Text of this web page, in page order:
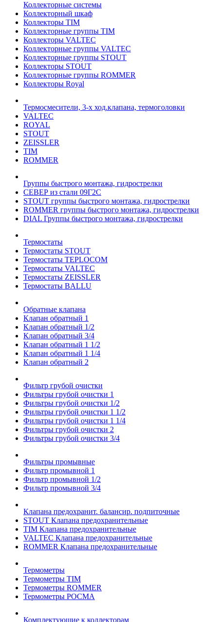
Коллекторные системы
Коллекторный шкаф
Коллекторы TIM
Коллекторные группы TIM
Коллекторы VALTEC
Коллекторные группы VALTEC
Коллекторные группы STOUT
Коллекторы STOUT
Коллекторные группы ROMMER
Коллекторы Royal
Термосмесители, 3-х ход.клапана, термоголовки
VALTEC
ROYAL
STOUT
ZEISSLER
TIM
ROMMER
Группы быстрого монтажа, гидрострелки
СЕВЕР из стали 09Г2С
STOUT группы быстрого монтажа, гидрострелки
ROMMER группы быстрого монтажа, гидрострелки
DIAL Группы быстрого монтажа, гидрострелки
Термостаты
Термостаты STOUT
Термостаты TEPLOCOM
Термостаты VALTEC
Термостаты ZEISSLER
Термостаты BALLU
Обратные клапана
Клапан обратный 1
Клапан обратный 1/2
Клапан обратный 3/4
Клапан обратный 1 1/2
Клапан обратный 1 1/4
Клапан обратный 2
Фильтр грубой очистки
Фильтры грубой очистки 1
Фильтры грубой очистки 1/2
Фильтры грубой очистки 1 1/2
Фильтры грубой очистки 1 1/4
Фильтры грубой очистки 2
Фильтры грубой очистки 3/4
Фильтры промывные
Фильтр промывной 1
Фильтр промывной 1/2
Фильтр промывной 3/4
Клапана предохранит. балансир. подпиточные
STOUT Клапана предохранительные
TIM Клапана предохранительные
VALTEC Клапана предохранительные
ROMMER Клапана предохранительные
Термометры
Термометры TIM
Термометры ROMMER
Термометры РОСМА
Комплектующие к коллекторам